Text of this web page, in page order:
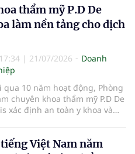
thức khai mạc, mở đầu cho
hoạt động kết nối công
xúc tiến thương mại và hợp
nông nghiệp giữa Việt Nam
quốc gia trong khu vực và
thế giới.
thẩm mỹ P.D De
làm nền tảng cho dịch
17:34 | 21/07/2026
Doanh
qua 10 năm hoạt động, Phòng
chuyên khoa thẩm mỹ P.D De
xác định an toàn y khoa và
tư đội ngũ bác sĩ, cơ sở vật
Việt Nam năm